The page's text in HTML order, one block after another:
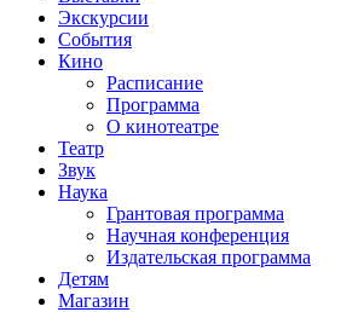
Экскурсии
События
Кино
Расписание
Программа
О кинотеатре
Театр
Звук
Наука
Грантовая программа
Научная конференция
Издательская программа
Детям
Магазин